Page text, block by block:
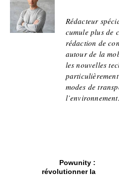
Rédacteur
cumule plus de
rédaction de
autour de la
les nouvelles
modes de
l’environnement.
Powunity :
révolutionner la